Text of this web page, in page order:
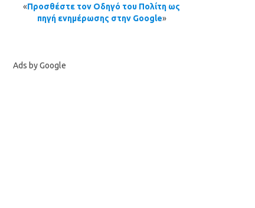
«Προσθέστε τον Οδηγό του Πολίτη ως
πηγή ενημέρωσης στην Google»
Ads by Google